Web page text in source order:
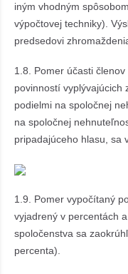
iným vhodným
výpočtovej techniky).
predsedovi
1.8. Pomer účasti
povinností vyplývajúcich
podielmi na spoločnej
na spoločnej
pripadajúceho hlasu, sa
1.9. Pomer vypočítaný
vyjadrený v percentách
spoločenstva sa
percenta).